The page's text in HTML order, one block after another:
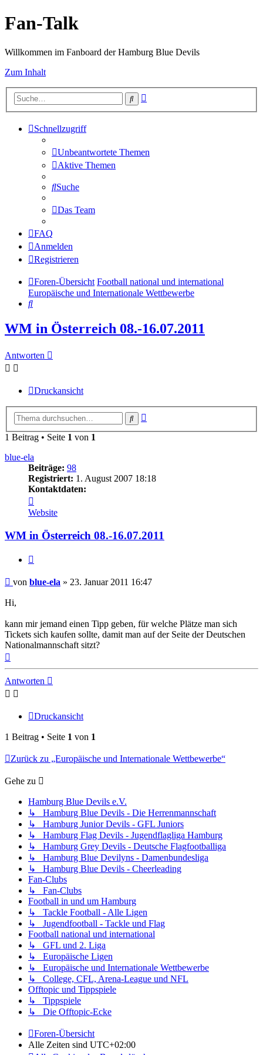
Fan-Talk
Willkommen im Fanboard der Hamburg Blue Devils
Zum Inhalt
Suche
Schnellzugriff
Unbeantwortete Themen
Aktive Themen
Suche
Das Team
FAQ
Anmelden
Registrieren
Foren-Übersicht Football national und international
Europäische und Internationale Wettbewerbe
Suche
WM in Österreich 08.-16.07.2011
Antworten
Druckansicht
Suche
1 Beitrag • Seite 1 von 1
blue-ela
Beiträge: 98
Registriert: 1. August 2007 18:18
Kontaktdaten:
von
blue-
ela
Website
WM in Österreich 08.-16.07.2011
Beitrag
von blue-ela » 23. Januar 2011 16:47
Hi,
kann mir jemand einen Tipp geben, für welche Plätze man sich
Tickets sich kaufen sollte, damit man auf der Seite der Deutschen
Nationalmannschaft sitzt?
Antworten
Druckansicht
1 Beitrag • Seite 1 von 1
Zurück zu „Europäische und Internationale Wettbewerbe“
Gehe zu
Hamburg Blue Devils e.V.
↳ Hamburg Blue Devils - Die Herrenmannschaft
↳ Hamburg Junior Devils - GFL Juniors
↳ Hamburg Flag Devils - Jugendflagliga Hamburg
↳ Hamburg Grey Devils - Deutsche Flagfootballiga
↳ Hamburg Blue Devilyns - Damenbundesliga
↳ Hamburg Blue Devils - Cheerleading
Fan-Clubs
↳ Fan-Clubs
Football in und um Hamburg
↳ Tackle Football - Alle Ligen
↳ Jugendfootball - Tackle und Flag
Football national und international
↳ GFL und 2. Liga
↳ Europäische Ligen
↳ Europäische und Internationale Wettbewerbe
↳ College, CFL, Arena-League und NFL
Offtopic und Tippspiele
↳ Tippspiele
↳ Die Offtopic-Ecke
Foren-Übersicht
Alle Zeiten sind UTC+02:00